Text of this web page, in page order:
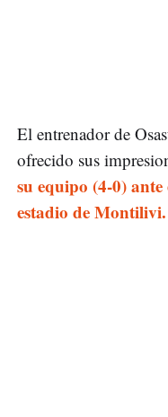
El entrenador de
ofrecido sus
su equipo (4-0) ante
estadio de Montilivi.